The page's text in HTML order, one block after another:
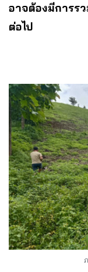
อาจต้องมีการร
ต่อไป